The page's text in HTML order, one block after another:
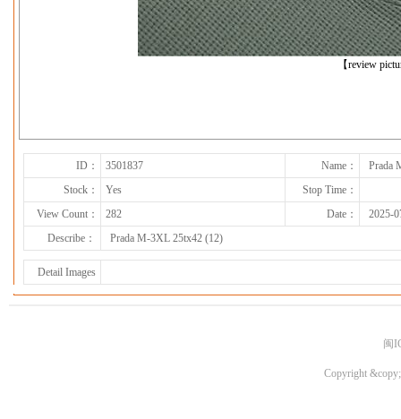
【review
ID： 3501837 Name：
Prada
Stock：
Yes
Stop Time：
View Count：
282 Date：
2025-
Describe：
Prada M-3XL 25tx42 (12)
Detail Images
闽
Copyright